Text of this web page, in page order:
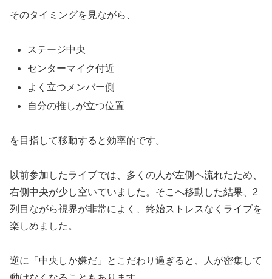
そのタイミングを見ながら、
ステージ中央
センターマイク付近
よく立つメンバー側
自分の推しが立つ位置
を目指して移動すると効率的です。
以前参加したライブでは、多くの人が左側へ流れたため、
右側中央が少し空いていました。そこへ移動した結果、2
列目ながら視界が非常によく、終始ストレスなくライブを
楽しめました。
逆に「中央しか嫌だ」とこだわり過ぎると、人が密集して